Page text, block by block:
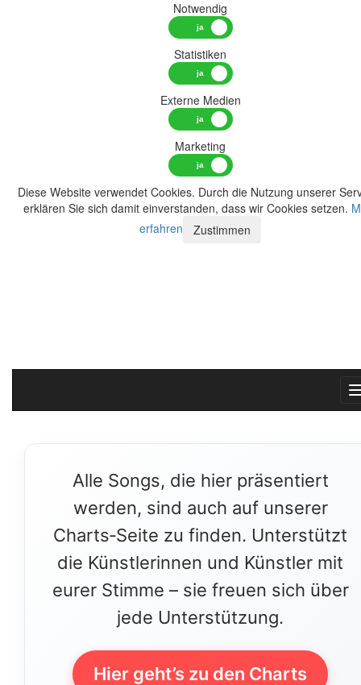
Notwendig
Statistiken
Externe Medien
Marketing
Diese Website verwendet Cookies. Durch die Nutzung unserer
erklären Sie sich damit einverstanden, dass wir Cookies setzen.
erfahren
Zustimmen
Alle Songs, die hier präsentiert
werden, sind auch auf unserer
Charts‑Seite zu finden. Unterstützt
die Künstlerinnen und Künstler mit
eurer Stimme – sie freuen sich über
jede Unterstützung.
Hier geht’s zu den Charts